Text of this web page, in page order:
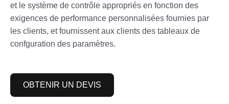
et le système de contrôle appropriés en fonction des
exigences de performance personnalisées fournies par
les clients, et fournissent aux clients des tableaux de
confguration des paramètres.
OBTENIR UN DEVIS